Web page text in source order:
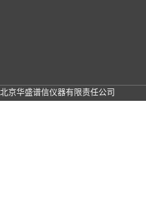
北京华盛谱信仪器有限责任公司